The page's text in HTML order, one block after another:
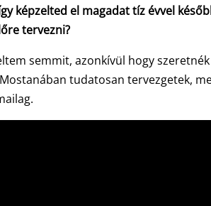
képzelted el magadat tíz évvel
tervezni?
semmit, azonkívül hogy
tudatosan tervezgetek,